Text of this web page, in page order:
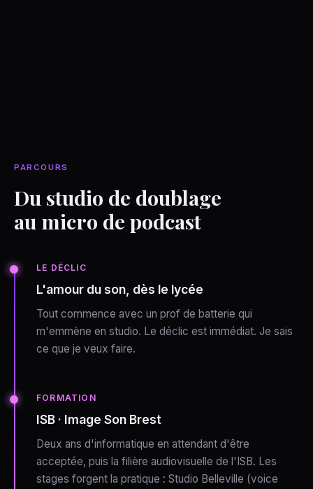
PARCOURS
Du studio de doublage
au micro de podcast
LE DÉCLIC
L'amour du son, dès le lycée
Tout commence avec un prof de batterie qui
m'emmène en studio. Le déclic est immédiat. Je sais
ce que je veux faire.
FORMATION
ISB · Image Son Brest
Deux ans d'informatique en attendant d'être
acceptée, puis la filière audiovisuelle de l'ISB. Les
stages forgent la pratique : Studio Belleville (voice